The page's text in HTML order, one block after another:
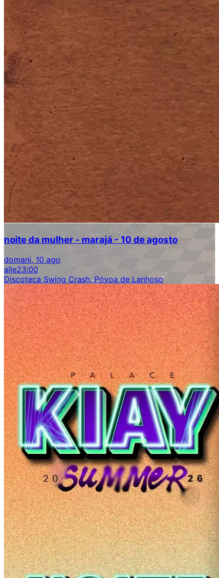
noite da mulher - marajá - 10 de agosto
domani, 10 ago
alle23:00
Discoteca Swing Crash, Póvoa de Lanhoso